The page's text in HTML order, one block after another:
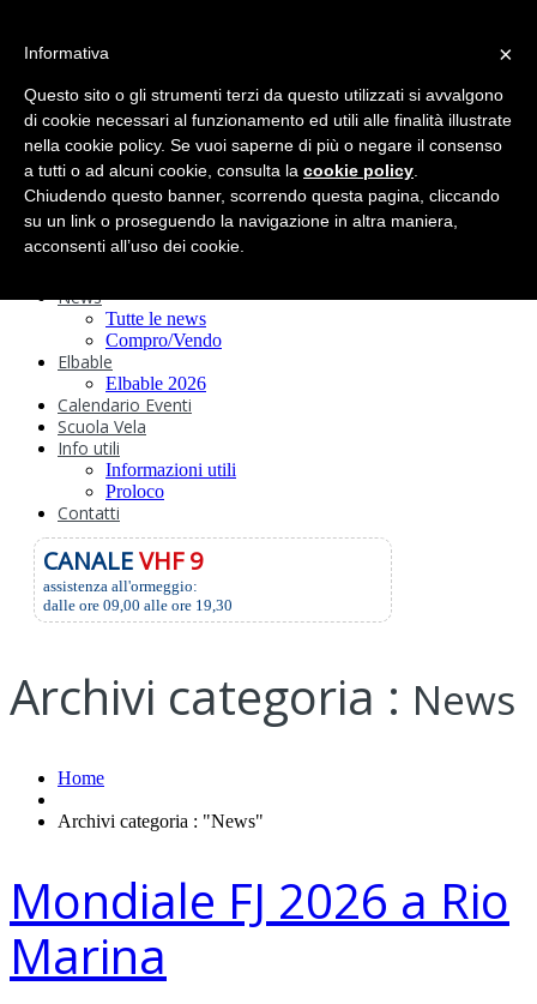
Circolo
Statuto e
Regolamenti
Storia
Ormeggi
Sede e Servizi
Attività
Safeguarding
News
Tutte le news
Compro/Vendo
Elbable
Elbable 2026
Calendario Eventi
Scuola Vela
Info utili
Informazioni utili
Proloco
Contatti
CANALEVHF 9
assistenza all'ormeggio:
dalle ore 09,00 alle ore 19,30
Archivi categoria : News
Home
Archivi categoria : "News"
Mondiale FJ 2026 a Rio
Marina
×
Informativa
Questo sito o gli strumenti terzi da questo utilizzati si avvalgono
di cookie necessari al funzionamento ed utili alle finalità illustrate
nella cookie policy. Se vuoi saperne di più o negare il consenso
a tutti o ad alcuni cookie, consulta la cookie policy
Chiudendo questo banner, scorrendo questa pagina, cliccando
su un link o proseguendo la navigazione in altra maniera,
acconsenti all’uso dei cookie.